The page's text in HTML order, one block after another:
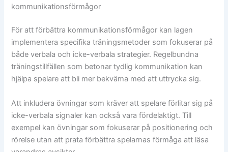
kommunikationsförmågor
För att förbättra kommunikationsförmågor kan lagen
implementera specifika träningsmetoder som fokuserar på
både verbala och icke-verbala strategier. Regelbundna
träningstillfällen som betonar tydlig kommunikation kan
hjälpa spelare att bli mer bekväma med att uttrycka sig.
Att inkludera övningar som kräver att spelare förlitar sig på
icke-verbala signaler kan också vara fördelaktigt. Till
exempel kan övningar som fokuserar på positionering och
rörelse utan att prata förbättra spelarnas förmåga att läsa